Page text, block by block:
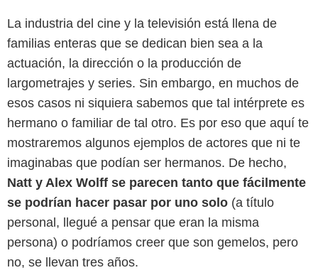
La industria del cine y la televisión está llena de
familias enteras que se dedican bien sea a la
actuación, la dirección o la producción de
largometrajes y series. Sin embargo, en muchos de
esos casos ni siquiera sabemos que tal intérprete es
hermano o familiar de tal otro. Es por eso que aquí te
mostraremos algunos ejemplos de actores que ni te
imaginabas que podían ser hermanos. De hecho,
Natt y Alex Wolff se parecen tanto que fácilmente
se podrían hacer pasar por uno solo (a título
personal, llegué a pensar que eran la misma
persona) o podríamos creer que son gemelos, pero
no, se llevan tres años.
Paste Magazine